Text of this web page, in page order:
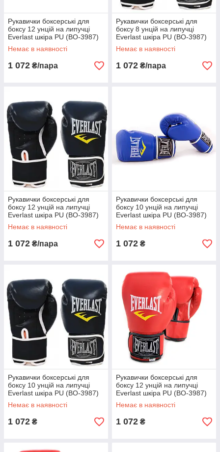
Рукавички боксерські для
боксу 12 унцій на липучці
Everlast шкіра PU (BO-3987)
Синій
Немає в наявності
1 072 ₴/пара
Рукавички боксерські для
боксу 8 унцій на липучці
Everlast шкіра PU (BO-3987)
Чорний
Немає в наявності
1 072 ₴/пара
Рукавички боксерські для
боксу 12 унцій на липучці
Everlast шкіра PU (BO-3987)
Чорний
Немає в наявності
1 072 ₴/пара
Рукавички боксерські для
боксу 10 унцій на липучці
Everlast шкіра PU (BO-3987)
Синій
Немає в наявності
1 072 ₴
Рукавички боксерські для
боксу 10 унцій на липучці
Everlast шкіра PU (BO-3987)
Чорний
Немає в наявності
1 072 ₴
Рукавички боксерські для
боксу 12 унцій на липучці
Everlast шкіра PU (BO-3987)
Червоний
Немає в наявності
1 072 ₴